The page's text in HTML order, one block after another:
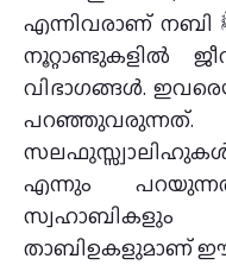
എന്നിവരാണ് നബി ﷺ വിശേഷിപ്പിച്ച മൂന്ന്‌ ഉത്തമ
നൂറ്റാണ്ടുകളില്‍
വിഭാഗങ്ങള്‍.
സലഫുസ്സ്വാലിഹുകള്‍
എന്നും
താബിഉകളുമാണ്‌